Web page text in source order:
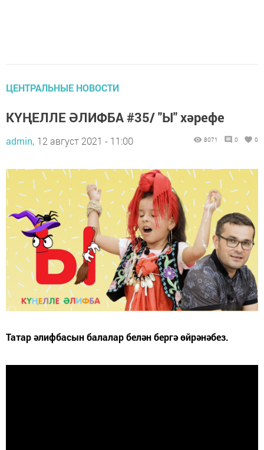
ЦЕНТРАЛЬНЫЕ НОВОСТИ
КҮҢЕЛЛЕ ӘЛИФБА #35/ "Ы" хәрефе
admin, 12 август 2021 - 11:00 8071 0 0
Татар әлифбасын балалар белән бергә өйрәнәбез.